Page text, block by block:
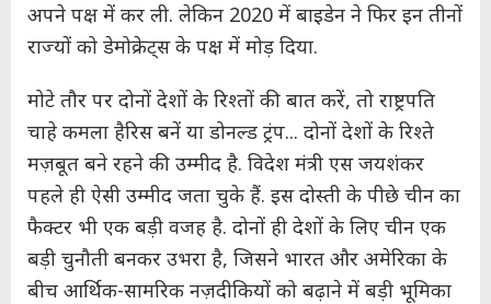
अपने पक्ष में कर ली. लेकिन 2020 में बाइडेन ने फिर इन तीनों
राज्यों को डेमोक्रेट्स के पक्ष में मोड़ दिया.
मोटे तौर पर दोनों देशों के रिश्तों की बात करें, तो राष्ट्रपति
चाहे कमला हैरिस बनें या डोनल्ड ट्रंप... दोनों देशों के रिश्ते
मज़बूत बने रहने की उम्मीद है. विदेश मंत्री एस जयशंकर
पहले ही ऐसी उम्मीद जता चुके हैं. इस दोस्ती के पीछे चीन का
फैक्टर भी एक बड़ी वजह है. दोनों ही देशों के लिए चीन एक
बड़ी चुनौती बनकर उभरा है, जिसने भारत और अमेरिका के
बीच आर्थिक-सामरिक नज़दीकियों को बढ़ाने में बड़ी भूमिका